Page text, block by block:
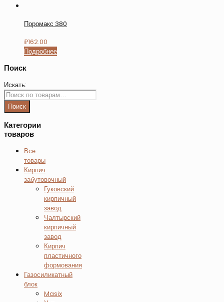
Поромакс 380
₽162.00
Подробнее
Поиск
Искать:
Поиск
Категории
товаров
Все
товары
Кирпич
забутовочный
Гуковский
кирпичный
завод
Чалтырский
кирпичный
завод
Кирпич
пластичного
формования
Газосиликатный
блок
Masix